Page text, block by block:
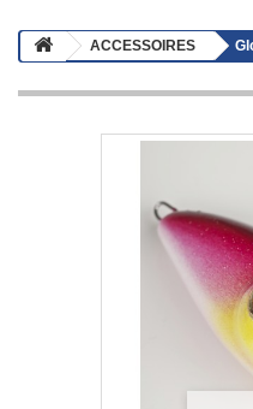
ACCESSOIRES